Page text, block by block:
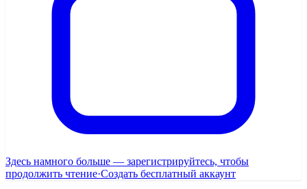
Здесь намного больше — зарегистрируйтесь, чтобы
продолжить чтение·Создать бесплатный аккаунт